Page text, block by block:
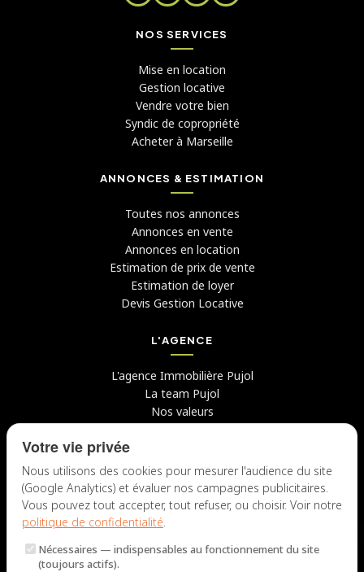
NOS SERVICES
Mise en location
Gestion locative
Vendre votre bien
Syndic de copropriété
Acheter à Marseille
ANNONCES & ESTIMATION
Toutes nos annonces
Annonces en vente
Annonces en location
Estimation de prix de vente
Estimation de loyer
Devis Gestion Locative
L'AGENCE
L'agence Immobilière Pujol
La team Pujol
Nos valeurs
Avis clients
Candidater chez nous
NOUS CONTACTER
Lun – Jeu : 9h – 12h / 14h – 18h
Votre vie privée
Nous utilisons des cookies pour mesurer l'audience du site
(Google Analytics) et évaluer nos campagnes publicitaires.
Vous pouvez tout accepter, tout refuser, ou choisir. Voir notre
politique de confidentialité.
Nécessaires — indispensables au fonctionnement du site
(toujours actifs).